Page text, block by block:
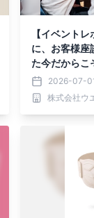
【イベント
に、お客様座
た今だからこ
は
2026-07-
株式会社ウ